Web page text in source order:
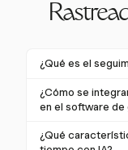
¿Qué es el
El seguimiento
automático para
tiempo.
¿Cómo se
en el software
Los
¿Qué